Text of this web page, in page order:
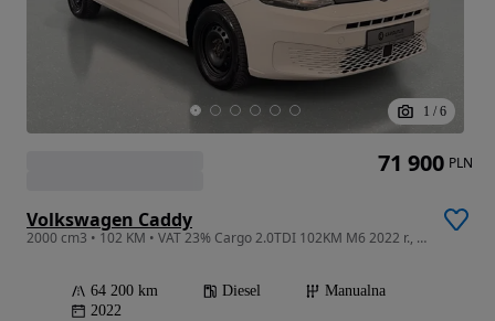
1 / 6
Volkswagen Caddy
2000 cm3 • 102 KM • VAT 23% Cargo 2.0TDI 102KM M6 2022 r., salon PL I właściciel
64 200 km Diesel
Manualna
2022
71 900 PLN